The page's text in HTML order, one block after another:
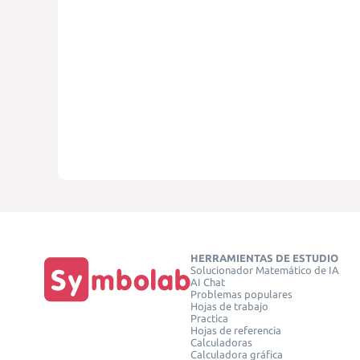
HERRAMIENTAS DE ESTUDIO
Solucionador Matemático de IA
AI Chat
Problemas populares
Hojas de trabajo
Practica
Hojas de referencia
Calculadoras
Calculadora gráfica